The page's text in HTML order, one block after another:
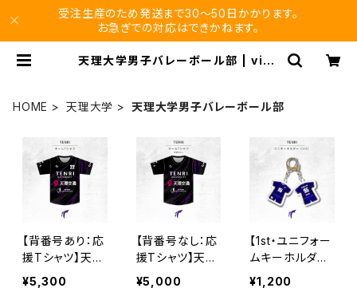
受注生産のため発送まで30〜50日かかります。
お急ぎでの対応はできかねます。
天理大学男子バレーボール部 | viku
HOME 天理大学 天理大学男子バレーボール部
【背番号あり：応
援Tシャツ】天理
大学男子バレー
¥5,300
【背番号なし：応
援Tシャツ】天理
大学男子バレー
¥5,000
【1st・ユニフォー
ムキーホルダ
ー】天理大学男
¥1,200